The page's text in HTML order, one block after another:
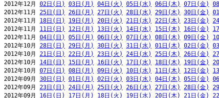
2012年12月 02日(日) 03日(月) 04日(火) 05日(水) 06日(木) 07日(金)
2012年11月 25日(日) 26日(月) 27日(火) 28日(水) 29日(木) 30日(金)
2012年11月 18日(日) 19日(月) 20日(火) 21日(水) 22日(木) 23日(金)
2012年11月 11日(日) 12日(月) 13日(火) 14日(水) 15日(木) 16日(金)
2012年11月 04日(日) 05日(月) 06日(火) 07日(水) 08日(木) 09日(金)
2012年10月 28日(日) 29日(月) 30日(火) 31日(水) 01日(木) 02日(金)
2012年10月 21日(日) 22日(月) 23日(火) 24日(水) 25日(木) 26日(金)
2012年10月 14日(日) 15日(月) 16日(火) 17日(水) 18日(木) 19日(金)
2012年10月 07日(日) 08日(月) 09日(火) 10日(水) 11日(木) 12日(金)
2012年09月 30日(日) 01日(月) 02日(火) 03日(水) 04日(木) 05日(金)
2012年09月 23日(日) 24日(月) 25日(火) 26日(水) 27日(木) 28日(金)
2012年09月 16日(日) 17日(月) 18日(火) 19日(水) 20日(木) 21日(金)